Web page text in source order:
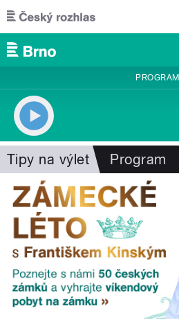
Přejít k hlavnímu obsahu
PROGRAM
Tipy na výlet Program